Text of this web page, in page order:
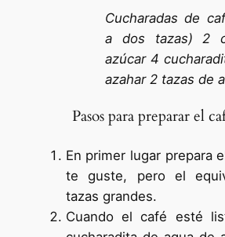
Cucharadas de
a dos tazas)
2
azúcar 4
azahar 2 tazas de
Pasos para preparar el
En primer lugar prepara
te guste, pero el
tazas grandes.
Cuando el café esté